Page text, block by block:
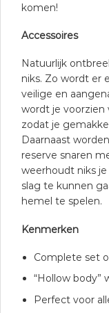
komen!
Accessoires
Natuurlijk
niks. Zo wordt er
veilige en
wordt je voorzien
zodat je
Daarnaast
reserve snaren
weerhoudt niks
slag te kunnen
hemel te spelen.
Kenmerken
Complete set
“Hollow body”
Perfect voor